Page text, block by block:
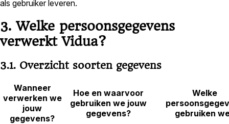
als gebruiker leveren.
3. Welke persoonsgegevens
verwerkt Vidua?
3.1. Overzicht soorten gegevens
Wanneer
verwerken we
jouw
gegevens?
Hoe en waarvoor
gebruiken we jouw
gegevens?
Welke
gebruiken